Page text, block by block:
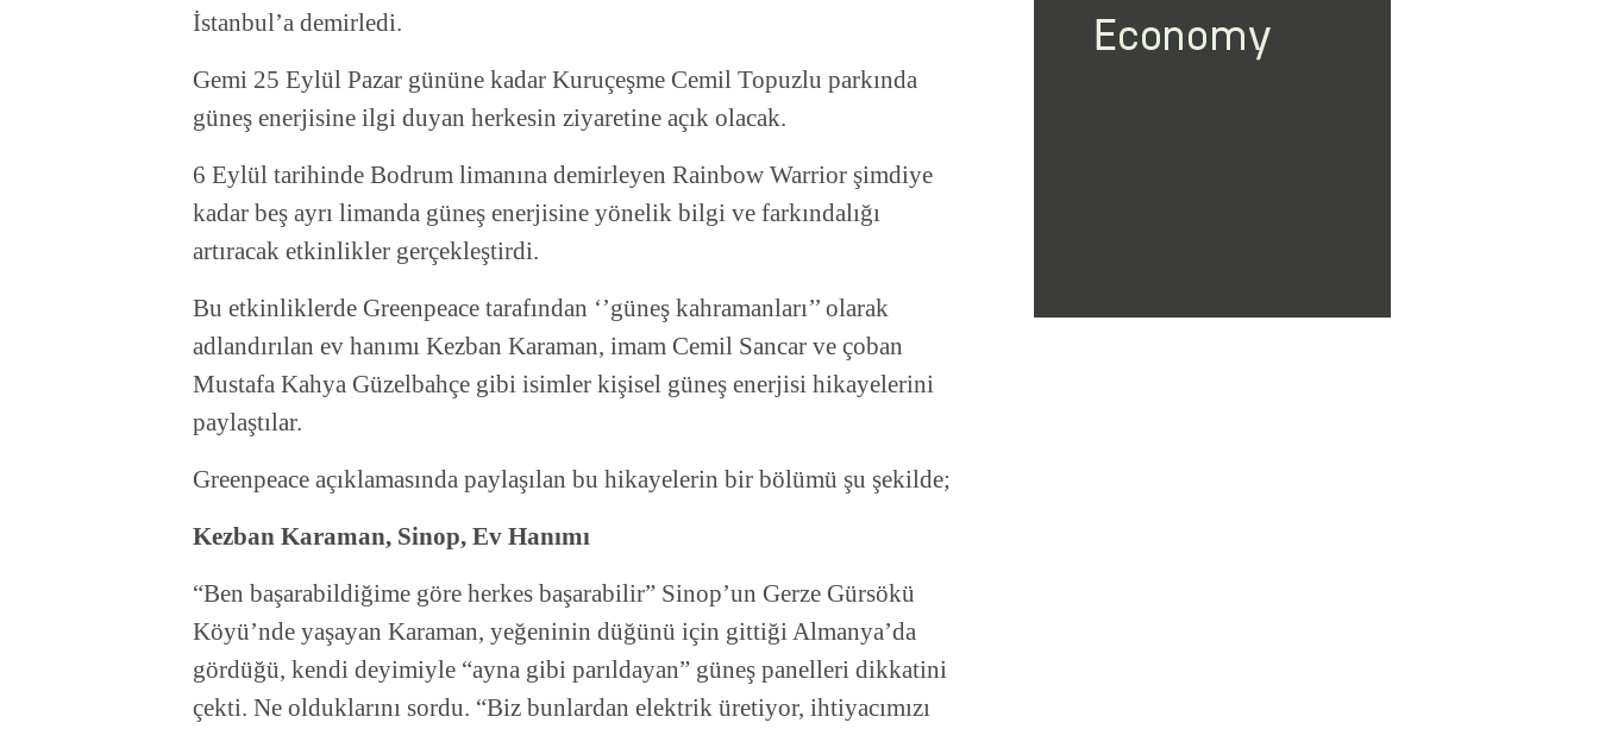
İstanbul’a demirledi.
Gemi 25 Eylül Pazar gününe kadar Kuruçeşme Cemil Topuzlu parkında
güneş enerjisine ilgi duyan herkesin ziyaretine açık olacak.
6 Eylül tarihinde Bodrum limanına demirleyen Rainbow Warrior şimdiye
kadar beş ayrı limanda güneş enerjisine yönelik bilgi ve farkındalığı
artıracak etkinlikler gerçekleştirdi.
Bu etkinliklerde Greenpeace tarafından ‘’güneş kahramanları’’ olarak
adlandırılan ev hanımı Kezban Karaman, imam Cemil Sancar ve çoban
Mustafa Kahya Güzelbahçe gibi isimler kişisel güneş enerjisi hikayelerini
paylaştılar.
Greenpeace açıklamasında paylaşılan bu hikayelerin bir bölümü şu şekilde;
Kezban Karaman, Sinop, Ev Hanımı
“Ben başarabildiğime göre herkes başarabilir” Sinop’un Gerze Gürsökü
Köyü’nde yaşayan Karaman, yeğeninin düğünü için gittiği Almanya’da
gördüğü, kendi deyimiyle “ayna gibi parıldayan” güneş panelleri dikkatini
çekti. Ne olduklarını sordu. “Biz bunlardan elektrik üretiyor, ihtiyacımızı